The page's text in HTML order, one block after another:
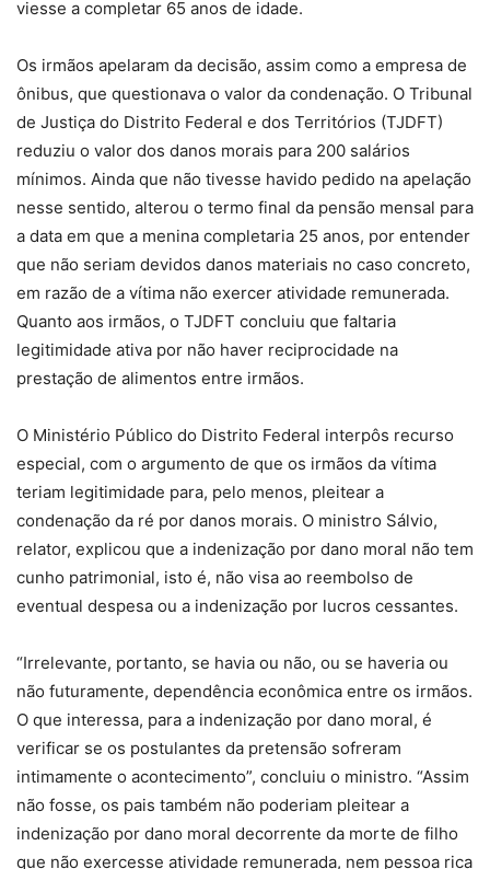
viesse a completar 65 anos de idade.
Os irmãos apelaram da decisão, assim como a empresa de
ônibus, que questionava o valor da condenação. O Tribunal
de Justiça do Distrito Federal e dos Territórios (TJDFT)
reduziu o valor dos danos morais para 200 salários
mínimos. Ainda que não tivesse havido pedido na apelação
nesse sentido, alterou o termo final da pensão mensal para
a data em que a menina completaria 25 anos, por entender
que não seriam devidos danos materiais no caso concreto,
em razão de a vítima não exercer atividade remunerada.
Quanto aos irmãos, o TJDFT concluiu que faltaria
legitimidade ativa por não haver reciprocidade na
prestação de alimentos entre irmãos.
O Ministério Público do Distrito Federal interpôs recurso
especial, com o argumento de que os irmãos da vítima
teriam legitimidade para, pelo menos, pleitear a
condenação da ré por danos morais. O ministro Sálvio,
relator, explicou que a indenização por dano moral não tem
cunho patrimonial, isto é, não visa ao reembolso de
eventual despesa ou a indenização por lucros cessantes.
“Irrelevante, portanto, se havia ou não, ou se haveria ou
não futuramente, dependência econômica entre os irmãos.
O que interessa, para a indenização por dano moral, é
verificar se os postulantes da pretensão sofreram
intimamente o acontecimento”, concluiu o ministro. “Assim
não fosse, os pais também não poderiam pleitear a
indenização por dano moral decorrente da morte de filho
que não exercesse atividade remunerada, nem pessoa rica